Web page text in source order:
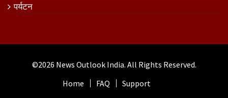
पर्यटन
©2026 News Outlook India. All Rights Reserved.
Home
FAQ Support